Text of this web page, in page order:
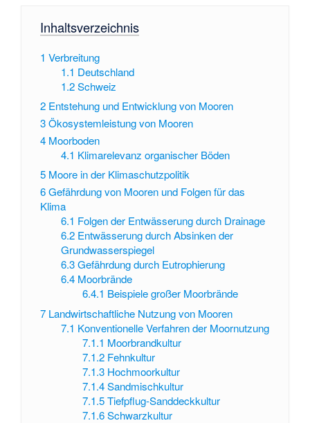
Inhaltsverzeichnis
1 Verbreitung
1.1 Deutschland
1.2 Schweiz
2 Entstehung und Entwicklung von Mooren
3Ökosystemleistung von Mooren
4 Moorboden
4.1 Klimarelevanz organischer Böden
5 Moore in der Klimaschutzpolitik
6Gefährdung von Mooren und Folgen für das
Klima
6.1 Folgen der Entwässerung durch Drainage
6.2 Entwässerung durch Absinken der
Grundwasserspiegel
6.3 Gefährdung durch Eutrophierung
6.4 Moorbrände
6.4.1 Beispiele großer Moorbrände
7 Landwirtschaftliche Nutzung von Mooren
7.1 Konventionelle Verfahren der Moornutzung
7.1.1 Moorbrandkultur
7.1.2 Fehnkultur
7.1.3 Hochmoorkultur
7.1.4 Sandmischkultur
7.1.5 Tiefpflug-Sanddeckkultur
7.1.6 Schwarzkultur